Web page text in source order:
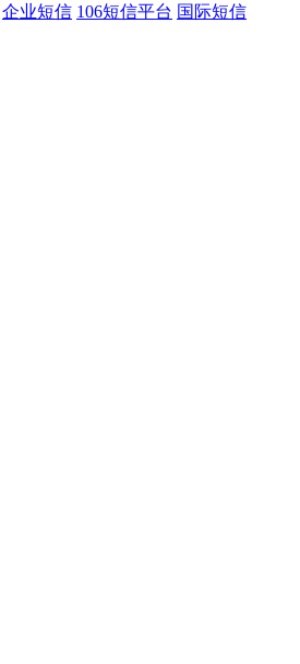
企业短信 106短信平台 国际短信